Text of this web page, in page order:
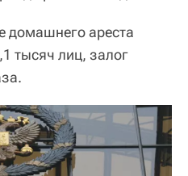
домашнего ареста
тысяч лиц, залог